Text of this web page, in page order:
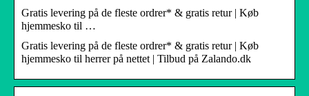
Gratis levering på de fleste ordrer* & gratis retur | Køb
hjemmesko til …
Gratis levering på de fleste ordrer* & gratis retur | Køb
hjemmesko til herrer på nettet | Tilbud på Zalando.dk